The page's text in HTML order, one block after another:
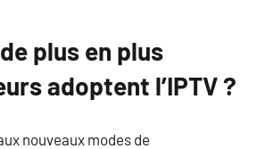
plus en plus
adoptent l’IPTV ?
nouveaux modes de